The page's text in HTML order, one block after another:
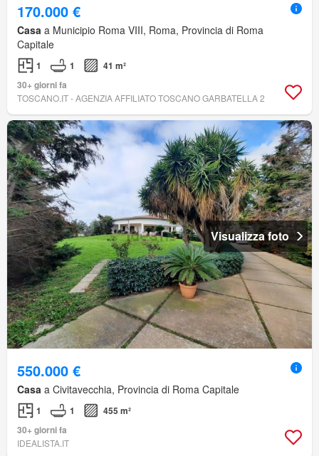
170.000 €
Casa a Municipio Roma VIII, Roma, Provincia di Roma
Capitale
1 1
41 m²
30+ giorni fa
TOSCANO.IT - AGENZIA AFFILIATO TOSCANO GARBATELLA 2
Visualizza foto
550.000 €
Casa a Civitavecchia, Provincia di Roma Capitale
1 1
455 m²
30+ giorni fa
IDEALISTA.IT